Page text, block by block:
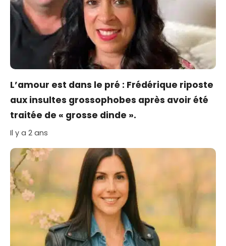
L’amour est dans le pré : Frédérique riposte
aux insultes grossophobes après avoir été
traitée de « grosse dinde ».
Il y a 2 ans